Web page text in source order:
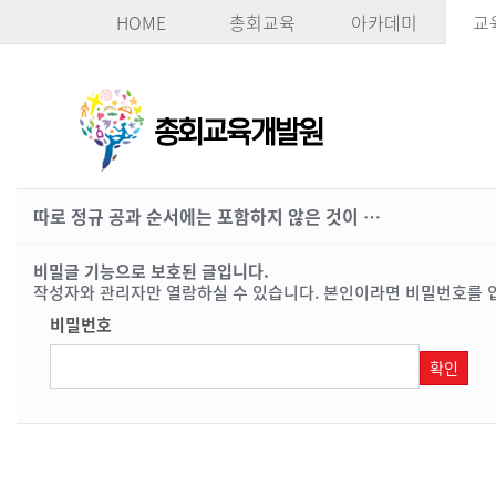
HOME 총회교육 아카데미 교
따로 정규 공과 순서에는 포함하지 않은 것이 …
비밀글 기능으로 보호된 글입니다.
작성자와 관리자만 열람하실 수 있습니다. 본인이라면 비밀번호를
비밀번호
확인